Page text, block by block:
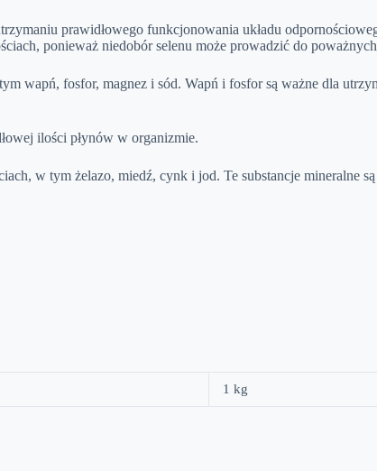
prawidłowego funkcjonowania układu
ponieważ niedobór selenu może prowadzić do
wapń, fosfor, magnez i sód. Wapń i fosfor są ważne dla
ilości płynów w organizmie.
w tym żelazo, miedź, cynk i jod. Te substancje mineralne
1 kg